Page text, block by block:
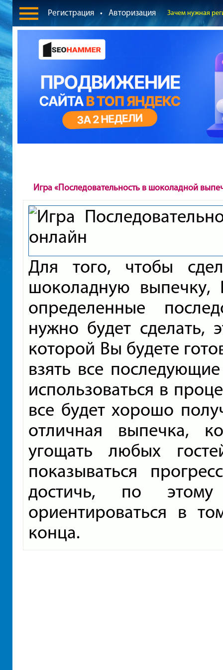
Регистрация • Авторизация Зачем нужная
Игра «Последовательность в шоколадной
Для того, чтобы
шоколадную выпечку,
определенные
нужно будет сделать,
которой Вы будете
взять все
использоваться в
все будет хорошо
отличная выпечка,
угощать любых
показываться
достичь, по этому
ориентироваться в
конца.